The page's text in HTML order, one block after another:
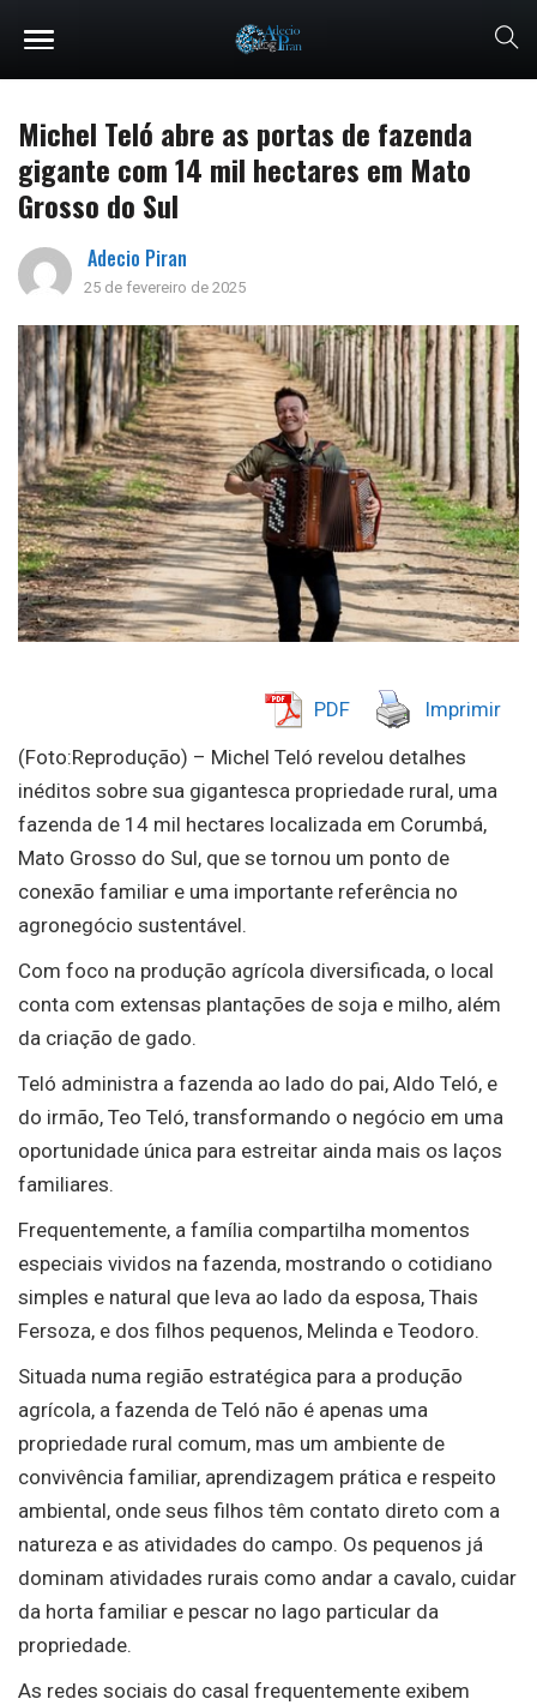
Michel Teló abre as portas de fazenda
gigante com 14 mil hectares em Mato
Grosso do Sul
Adecio Piran
25 de fevereiro de 2025
PDF Imprimir
(Foto:Reprodução) – Michel Teló revelou detalhes
inéditos sobre sua gigantesca propriedade rural, uma
fazenda de 14 mil hectares localizada em Corumbá,
Mato Grosso do Sul, que se tornou um ponto de
conexão familiar e uma importante referência no
agronegócio sustentável.
Com foco na produção agrícola diversificada, o local
conta com extensas plantações de soja e milho, além
da criação de gado.
Teló administra a fazenda ao lado do pai, Aldo Teló, e
do irmão, Teo Teló, transformando o negócio em uma
oportunidade única para estreitar ainda mais os laços
familiares.
Frequentemente, a família compartilha momentos
especiais vividos na fazenda, mostrando o cotidiano
simples e natural que leva ao lado da esposa, Thais
Fersoza, e dos filhos pequenos, Melinda e Teodoro.
Situada numa região estratégica para a produção
agrícola, a fazenda de Teló não é apenas uma
propriedade rural comum, mas um ambiente de
convivência familiar, aprendizagem prática e respeito
ambiental, onde seus filhos têm contato direto com a
natureza e as atividades do campo. Os pequenos já
dominam atividades rurais como andar a cavalo, cuidar
da horta familiar e pescar no lago particular da
propriedade.
As redes sociais do casal frequentemente exibem